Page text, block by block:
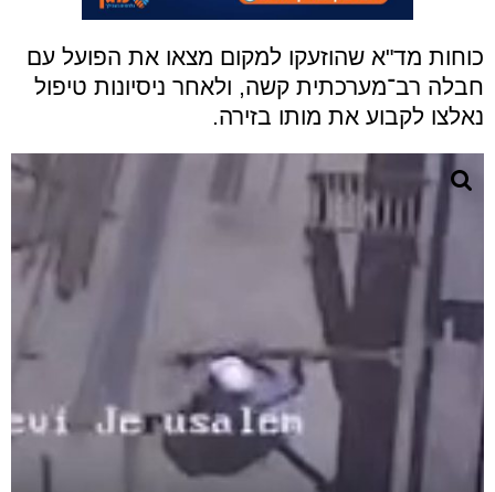
כוחות מד"א שהוזעקו למקום מצאו את הפועל עם
חבלה רב־מערכתית קשה, ולאחר ניסיונות טיפול
נאלצו לקבוע את מותו בזירה.